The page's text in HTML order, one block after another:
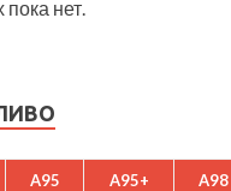
нет.
A95 A95+ A98